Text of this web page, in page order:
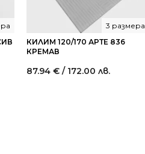
КИЛИМ 120/170 АРТЕ 836
КРЕМАВ
3 размера
87.94 € / 172.00 лв.